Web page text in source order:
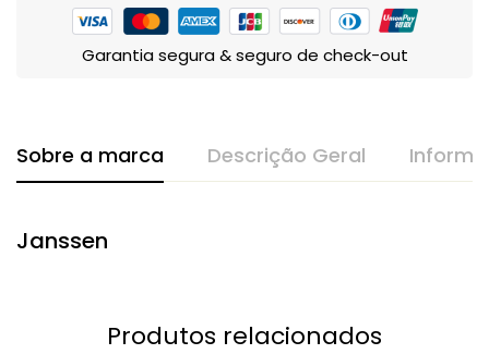
Garantia segura & seguro de check-out
Sobre a marca Descrição Geral
Janssen
Produtos relacionados